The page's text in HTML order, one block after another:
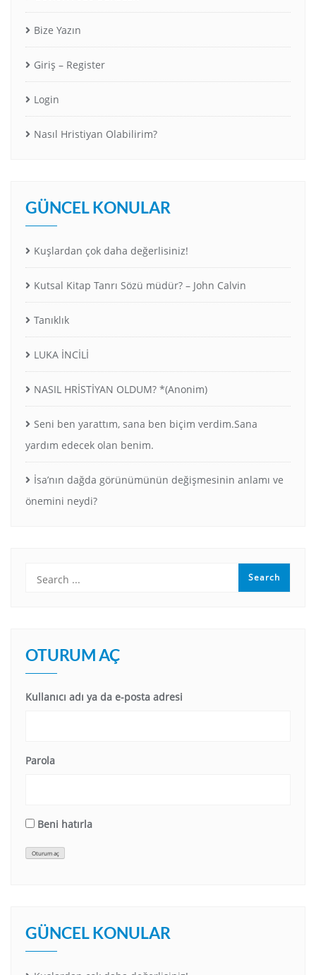
Bize Yazın
Giriş – Register
Login
Nasıl Hristiyan Olabilirim?
GÜNCEL KONULAR
Kuşlardan çok daha değerlisiniz!
Kutsal Kitap Tanrı Sözü müdür? – John Calvin
Tanıklık
LUKA İNCİLİ
NASIL HRİSTİYAN OLDUM? *(Anonim)
Seni ben yarattım, sana ben biçim verdim.Sana
yardım edecek olan benim.
İsa’nın dağda görünümünün değişmesinin anlamı ve
önemini neydi?
OTURUM AÇ
Kullanıcı adı ya da e-posta adresi
Parola
Beni hatırla
Oturum aç
GÜNCEL KONULAR